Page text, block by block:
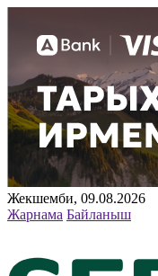
Жекшемби, 09.08.2026
Жарнама Байланыш